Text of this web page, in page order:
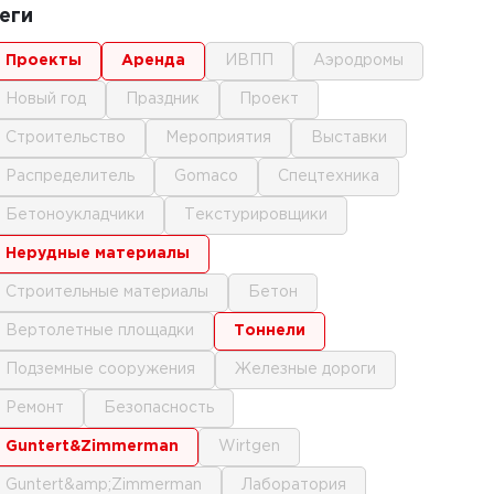
проекты аренда ИВПП аэродромы
новый год праздник проект
строительство мероприятия выставки
распределитель gomaco спецтехника
бетоноукладчики текстурировщики
нерудные материалы
строительные материалы бетон
вертолетные площадки тоннели
подземные сооружения железные дороги
ремонт безопасность
Guntert&Zimmerman Wirtgen
Guntert&amp;Zimmerman лаборатория